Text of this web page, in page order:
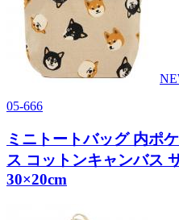
05-666
ミニトートバッグ 内ポ
ス コットンキャンバス
30×20cm